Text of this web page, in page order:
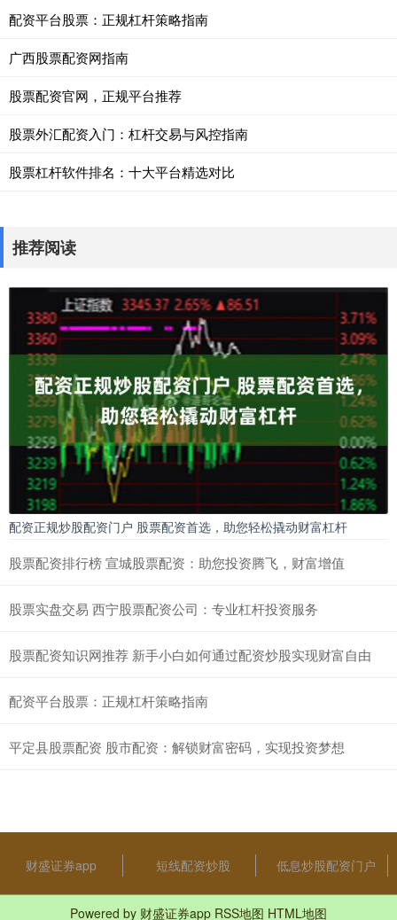
配资平台股票：正规杠杆策略指南
广西股票配资网指南
股票配资官网，正规平台推荐
股票外汇配资入门：杠杆交易与风控指南
股票杠杆软件排名：十大平台精选对比
推荐阅读
配资正规炒股配资门户 股票配资首选，助您轻松撬动财富杠杆
股票配资排行榜 宣城股票配资：助您投资腾飞，财富增值
股票实盘交易 西宁股票配资公司：专业杠杆投资服务
股票配资知识网推荐 新手小白如何通过配资炒股实现财富自由
配资平台股票：正规杠杆策略指南
平定县股票配资 股市配资：解锁财富密码，实现投资梦想
财盛证券app 短线配资炒股 低息炒股配资门户
Powered by 财盛证券app RSS地图 HTML地图